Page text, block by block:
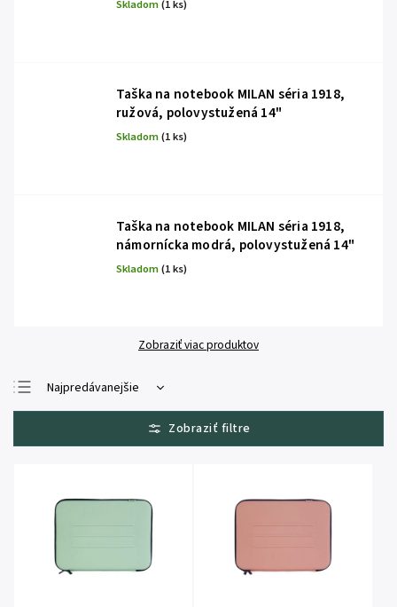
Skladom(1 ks)
Taška na notebook MILAN séria 1918,
ružová, polovystužená 14"
Skladom(1 ks)
Taška na notebook MILAN séria 1918,
námornícka modrá, polovystužená 14"
Skladom(1 ks)
Zobraziť viac produktov
Najpredávanejšie
Najlacnejšie
Najdrahšie